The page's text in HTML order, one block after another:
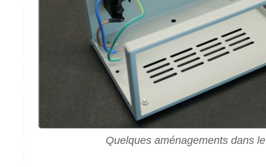
Quelques aménagements dans